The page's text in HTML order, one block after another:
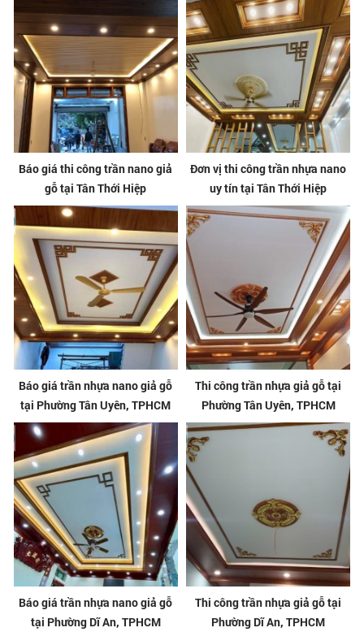
Báo giá thi công trần nano giả
gỗ tại Tân Thới Hiệp
Đơn vị thi công trần nhựa nano
uy tín tại Tân Thới Hiệp
Báo giá trần nhựa nano giả gỗ
tại Phường Tân Uyên, TPHCM
Thi công trần nhựa giả gỗ tại
Phường Tân Uyên, TPHCM
Báo giá trần nhựa nano giả gỗ
tại Phường Dĩ An, TPHCM
Thi công trần nhựa giả gỗ tại
Phường Dĩ An, TPHCM